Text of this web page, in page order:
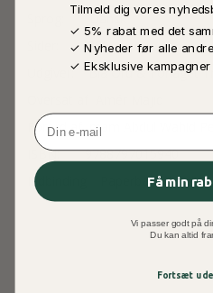
Sprog: Dansk
Sider: 829
Udgiver: Blå Ord & Forlaget
Forord af Imam Abdul Wahid
ISBN: 9788797015940
Indbinding: Paperback (blødt
Tilmeld dig vores
✓ 5% rabat med det
✓ Nyheder før alle andre
✓ Eksklusive
Email
Få min
Vi passer godt på
Du kan altid
Fortsæt